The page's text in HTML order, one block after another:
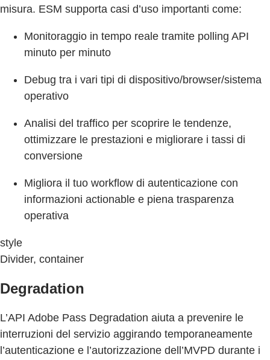
misura. ESM supporta casi d’uso importanti come:
Monitoraggio in tempo reale tramite polling API
minuto per minuto
Debug tra i vari tipi di dispositivo/browser/sistema
operativo
Analisi del traffico per scoprire le tendenze,
ottimizzare le prestazioni e migliorare i tassi di
conversione
Migliora il tuo workflow di autenticazione con
informazioni actionable e piena trasparenza
operativa
style
Divider, container
Degradation
L’API Adobe Pass Degradation aiuta a prevenire le
interruzioni del servizio aggirando temporaneamente
l’autenticazione e l’autorizzazione dell’MVPD durante i